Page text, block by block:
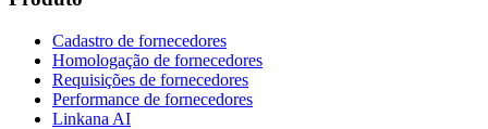
Cadastro de fornecedores
Homologação de fornecedores
Requisições de fornecedores
Performance de fornecedores
Linkana AI